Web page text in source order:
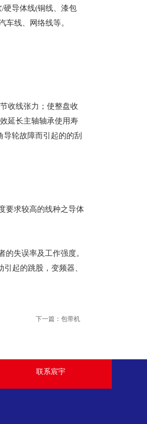
硬导体线(铜线、漆包
车线、网络线等。
收线张力；使整盘收
延长主轴轴承使用寿
轮故障而引起的的刮
要求较高的线种之导体
失误率及工作强度。
起的跳股，变频器、
下一篇：包带机
联系宸宇